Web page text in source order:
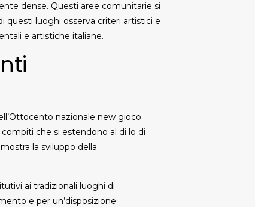
dense. Questi aree comunitarie si
questi luoghi osserva criteri artistici e
e artistiche italiane.
nazionale new gioco.
che si estendono al di lo di
la sviluppo della
ai tradizionali luoghi di
e per un’disposizione